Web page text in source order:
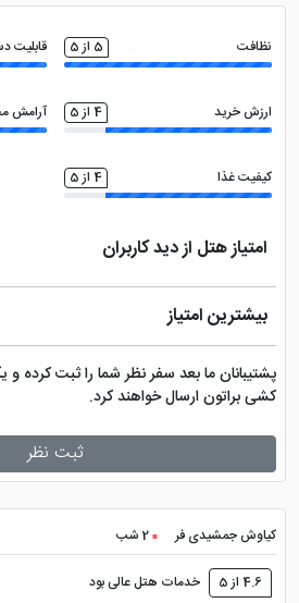
نظافت 5 از 5 قابلیت
ارزش خرید 4 از 5 آرامش
کیفیت غذا 4 از 5
امتیاز هتل از دید کاربران
بیشترین امتیاز
پشتیبانان ما بعد سفر نظر شما را ثبت کرده
کشی براتون ارسال خواهند کرد.
ثبت نظر
کیاوش جمشیدی فر 2 شب
4.6 از 5 خدمات هتل عالی بود